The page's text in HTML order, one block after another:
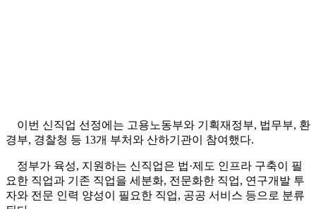
이번 신직업 선정에는 고용노동부와 기획재정부, 법무부, 환
경부, 경찰청 등 13개 부처와 산하기관이 참여했다.
정부가 육성, 지원하는 신직업은 법·제도 인프라 구축이 필
요한 직업과 기존 직업을 세분화, 전문화한 직업, 연구개발 투
자와 전문 인력 양성이 필요한 직업, 공공 서비스 등으로 분류